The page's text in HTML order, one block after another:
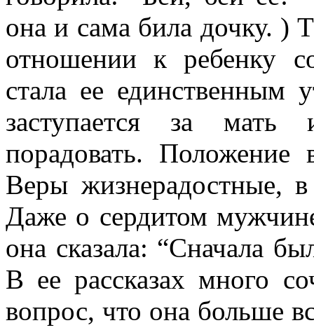
она и сама била дочку. )
отношении к ребенку
стала ее
заступается за мать
порадовать.
Веры жизнерадостные,
Даже о сердитом
она сказала: “Сначала
В ее рассказах много
вопрос, что она больше